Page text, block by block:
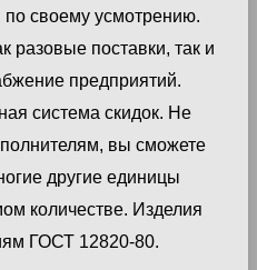
по своему усмотрению.
разовые поставки, так и
предприятий.
система скидок. Не
вы сможете
другие единицы
количестве. Изделия
ГОСТ 12820-80.